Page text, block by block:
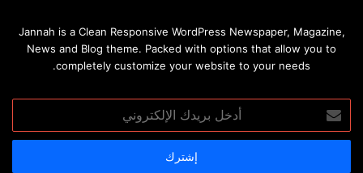
Jannah is a Clean Responsive WordPress Newspaper, Magazine,
News and Blog theme. Packed with options that allow you to
completely customize your website to your needs.
بريدك
الإلكتروني